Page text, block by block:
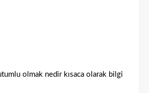
olmak nedir kısaca olarak bilgi